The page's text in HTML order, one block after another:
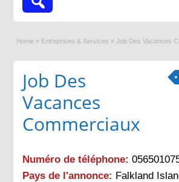
Home » Entreprises & Services » Job Des Vacances
Job Des
Vacances
Commerciaux
Numéro de téléphone:
Pays de l'annonce: Falkland